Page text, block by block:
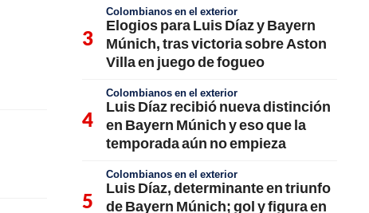
Colombianos en el exterior
Elogios para Luis Díaz y Bayern
Múnich, tras victoria sobre Aston
Villa en juego de fogueo
Colombianos en el exterior
Luis Díaz recibió nueva distinción
en Bayern Múnich y eso que la
temporada aún no empieza
Colombianos en el exterior
Luis Díaz, determinante en triunfo
de Bayern Múnich; gol y figura en